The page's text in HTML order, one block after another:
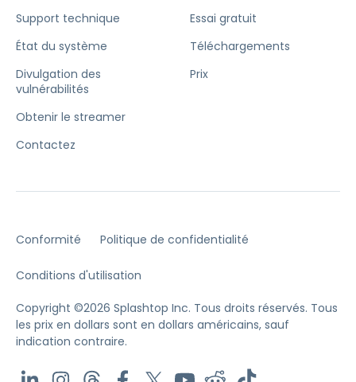
Support technique
État du système
Divulgation des
vulnérabilités
Obtenir le streamer
Contactez
Essai gratuit
Téléchargements
Prix
Conformité Politique de confidentialité
Conditions d'utilisation
Copyright ©2026 Splashtop Inc. Tous droits réservés. Tous
les prix en dollars sont en dollars américains, sauf
indication contraire.